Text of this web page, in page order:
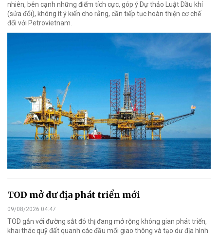
nhiên, bên cạnh những điểm tích cực, góp ý Dự thảo Luật Dầu khí
(sửa đổi), không ít ý kiến cho rằng, cần tiếp tục hoàn thiện cơ chế
đối với Petrovietnam.
TOD mở dư địa phát triển mới
09/08/2026 04:47
TOD gắn với đường sắt đô thị đang mở rộng không gian phát triển,
khai thác quỹ đất quanh các đầu mối giao thông và tạo dư địa hình